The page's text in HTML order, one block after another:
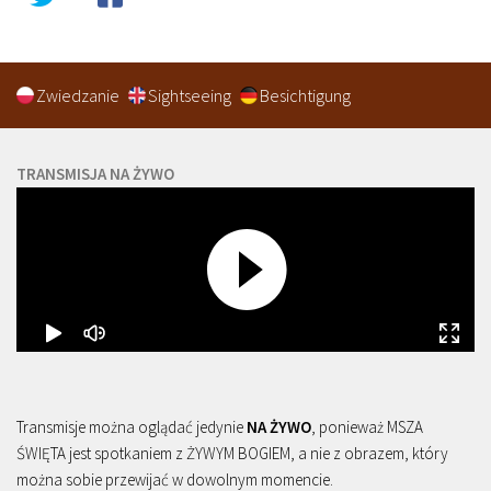
Zwiedzanie Sightseeing Besichtigung
TRANSMISJA NA ŻYWO
Transmisje można oglądać jedynie NA ŻYWO , ponieważ MSZA
ŚWIĘTA jest spotkaniem z ŻYWYM BOGIEM, a nie z obrazem, który
można sobie przewijać w dowolnym momencie.